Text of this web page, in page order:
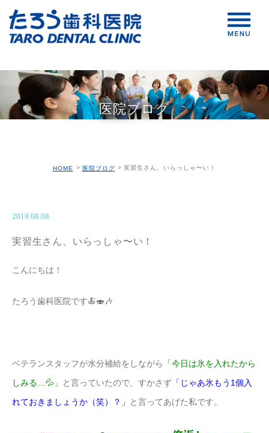
医院ブログ
HOME 医院ブログ 実習生さん、いらっしゃ〜い！
2019.08.08
実習生さん、いらっしゃ〜い！
こんにちは！
たろう歯科医院です🍝🍣🎶
ベテランスタッフが水分補給をしながら
「今日は氷を入れたから
しみる…💦」
と言っていたので、すかさず 「じゃあ氷もう1個入
れておきましょうか（笑）？」
と言ってあげた私です。